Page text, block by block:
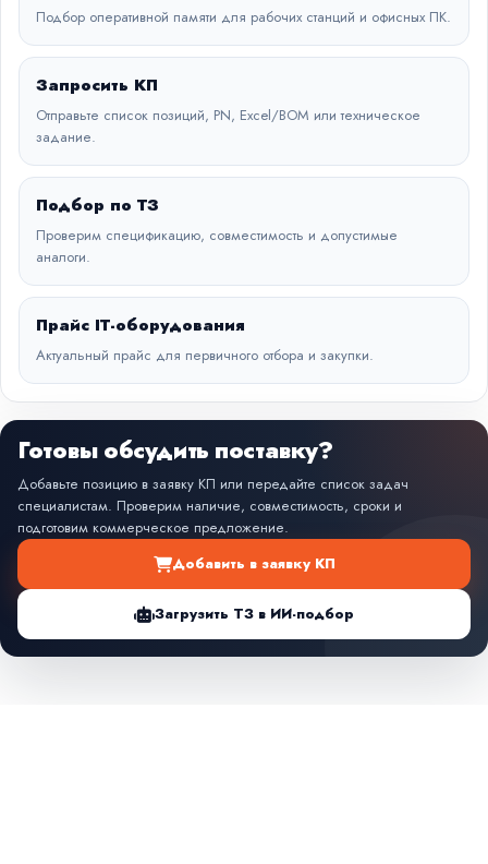
Подбор оперативной памяти для рабочих станций и офисных ПК.
Запросить КП
Отправьте список позиций, PN, Excel/BOM или техническое
задание.
Подбор по ТЗ
Проверим спецификацию, совместимость и допустимые
аналоги.
Прайс IT-оборудования
Актуальный прайс для первичного отбора и закупки.
Готовы обсудить поставку?
Добавьте позицию в заявку КП или передайте список задач
специалистам. Проверим наличие, совместимость, сроки и
подготовим коммерческое предложение.
Добавить в заявку КП
Загрузить ТЗ в ИИ-подбор